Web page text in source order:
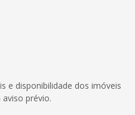
e disponibilidade dos imóveis
prévio.